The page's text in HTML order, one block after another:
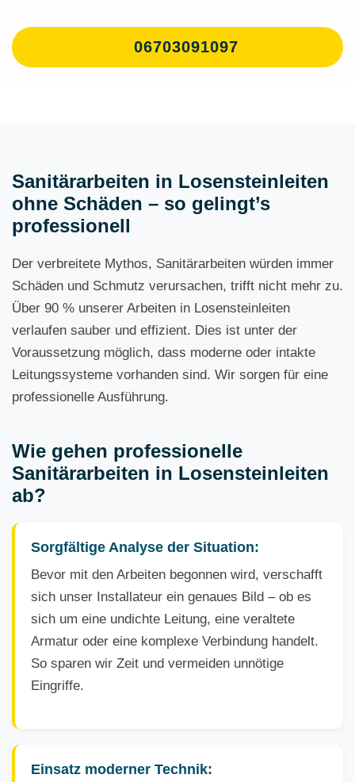
06703091097
Sanitärarbeiten in Losensteinleiten
ohne Schäden – so gelingt’s
professionell
Der verbreitete Mythos, Sanitärarbeiten würden immer
Schäden und Schmutz verursachen, trifft nicht mehr zu.
Über 90 % unserer Arbeiten in Losensteinleiten
verlaufen sauber und effizient. Dies ist unter der
Voraussetzung möglich, dass moderne oder intakte
Leitungssysteme vorhanden sind. Wir sorgen für eine
professionelle Ausführung.
Wie gehen professionelle
Sanitärarbeiten in Losensteinleiten
ab?
Sorgfältige Analyse der Situation:
Bevor mit den Arbeiten begonnen wird, verschafft
sich unser Installateur ein genaues Bild – ob es
sich um eine undichte Leitung, eine veraltete
Armatur oder eine komplexe Verbindung handelt.
So sparen wir Zeit und vermeiden unnötige
Eingriffe.
Einsatz moderner Technik: